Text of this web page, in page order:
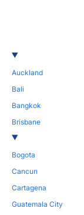
Auckland
Bali
Bangkok
Brisbane
Bogota
Cancun
Cartagena
Guatemala City